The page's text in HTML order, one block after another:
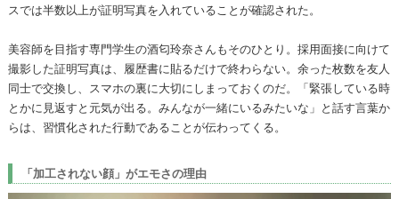
スでは半数以上が証明写真を入れていることが確認された。
美容師を目指す専門学生の酒匂玲奈さんもそのひとり。採用面接に向けて
撮影した証明写真は、履歴書に貼るだけで終わらない。余った枚数を友人
同士で交換し、スマホの裏に大切にしまっておくのだ。「緊張している時
とかに見返すと元気が出る。みんなが一緒にいるみたいな」と話す言葉か
らは、習慣化された行動であることが伝わってくる。
「加工されない顔」がエモさの理由